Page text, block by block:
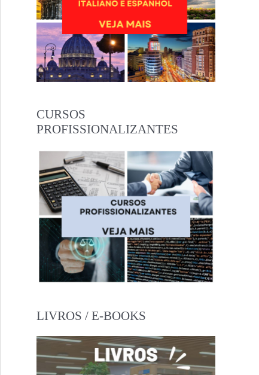
CURSOS
PROFISSIONALIZANTES
LIVROS / E-BOOKS